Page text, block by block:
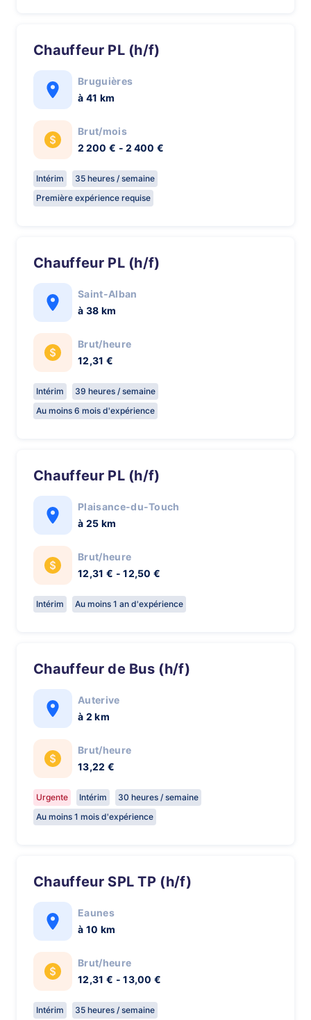
Chauffeur PL (h/f)
Bruguières
à 41 km
Brut/mois
2 200 € - 2 400 €
Intérim
35 heures / semaine
Première expérience requise
Chauffeur PL (h/f)
Saint-Alban
à 38 km
Brut/heure
12,31 €
Intérim
39 heures / semaine
Au moins 6 mois d'expérience
Chauffeur PL (h/f)
Plaisance-du-Touch
à 25 km
Brut/heure
12,31 € - 12,50 €
Intérim Au moins 1 an d'expérience
Chauffeur de Bus (h/f)
Auterive
à 2 km
Brut/heure
13,22 €
Urgente Intérim
30 heures / semaine
Au moins 1 mois d'expérience
Chauffeur SPL TP (h/f)
Eaunes
à 10 km
Brut/heure
12,31 € - 13,00 €
Intérim 35 heures / semaine